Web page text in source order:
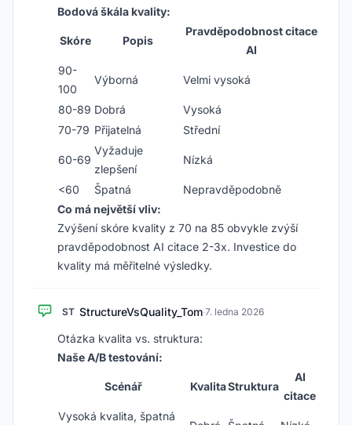
Bodová škála kvality:
Skóre Popis
Pravděpodobnost citace
AI
90-
100
Výborná Velmi vysoká
80-89 Dobrá
Vysoká
70-79 Přijatelná Střední
60-69
Vyžaduje
zlepšení
Nízká
<60 Špatná
Nepravděpodobně
Co má největší vliv:
Zvýšení skóre kvality z 70 na 85 obvykle zvýší
pravděpodobnost AI citace 2-3x. Investice do
kvality má měřitelné výsledky.
ST StructureVsQuality_Tom·7. ledna 2026
Otázka kvalita vs. struktura:
Naše A/B testování:
Scénář KvalitaStruktura
AI
citace
Vysoká kvalita, špatná